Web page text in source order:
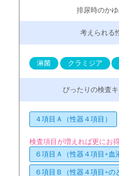
排尿時のか
淋菌 クラミジア
４項目Ａ（性器４項目）
検査項目が増えれば更にお
６項目Ａ（性器４項目+血
６項目Ｂ（性器４項目+の